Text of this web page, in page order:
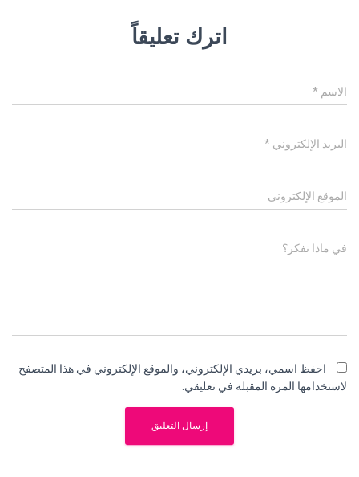
اترك تعليقاً
الاسم *
البريد الإلكتروني *
الموقع الإلكتروني
في ماذا تفكر؟
احفظ اسمي، بريدي الإلكتروني، والموقع الإلكتروني في هذا المتصفح
لاستخدامها المرة المقبلة في تعليقي.